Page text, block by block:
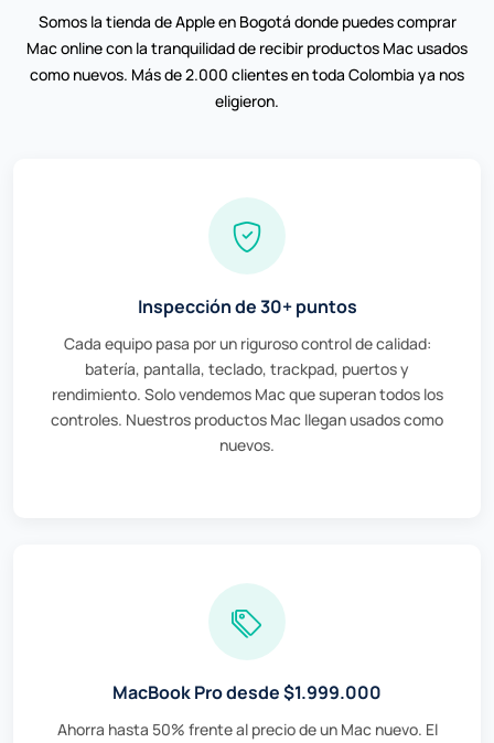
Somos la tienda de Apple en Bogotá donde puedes comprar
Mac online con la tranquilidad de recibir productos Mac usados
como nuevos. Más de 2.000 clientes en toda Colombia ya nos
eligieron.
Inspección de 30+ puntos
Cada equipo pasa por un riguroso control de calidad:
batería, pantalla, teclado, trackpad, puertos y
rendimiento. Solo vendemos Mac que superan todos los
controles. Nuestros productos Mac llegan usados como
nuevos.
MacBook Pro desde $1.999.000
Ahorra hasta 50% frente al precio de un Mac nuevo. El